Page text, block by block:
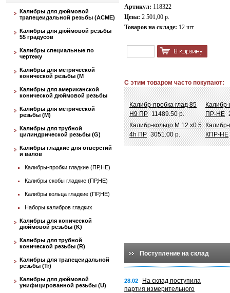
Калибры для дюймовой
трапецеидальной резьбы (АСМЕ)
Калибры для дюймовой резьбы
55 градусов
Калибры специальные по
чертежу
Калибры для метрической
конической резьбы (М
Калибры для американской
конической дюймовой резьбы
Калибры для метрической
резьбы (М)
Калибры для трубной
цилиндрической резьбы (G)
Калибры гладкие для отверстий
и валов
Калибры-пробки гладкие (ПР,НЕ)
Калибры скобы гладкие (ПР,НЕ)
Калибры кольца гладкие (ПР,НЕ)
Наборы калибров гладких
Калибры для конической
дюймовой резьбы (K)
Калибры для трубной
конической резьбы (R)
Калибры для трапецеидальной
резьбы (Tr)
Калибры для дюймовой
унифицированной резьбы (U)
Артикул: 118322
Цена: 2 501,00 р.
Товаров на складе: 12 шт
С этим товаром часто покупают:
Калибр-пробка глад 85
Н9 ПР 11489.50 р.
Калибр-
ПР-НЕ
Калибр-кольцо М 12 х0.5
4h ПР 3051.00 р.
КПР-НЕ
Поступление на склад
28.02
На склад поступила
партия измерительного